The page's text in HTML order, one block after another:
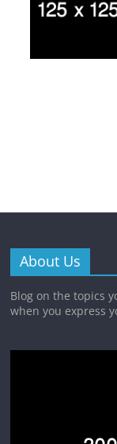
About Us
Blog on the topics
when you express